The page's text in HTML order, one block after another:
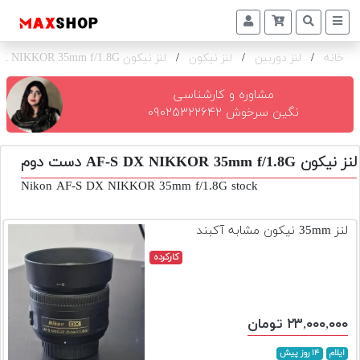
دوربین
و
تجهیزات
و
اکسسوری
دوم
اجاره
دوربین
و
خانه / لنز دوربین / لنز نیکون / لنز نیکون AF-S DX NIKKOR 35mm f/1.8G
مشاوره و کارشناسی
نگین سرخوش ۰۹۰۲۵۳۲۲۶۴۲
لنز نیکون AF-S DX NIKKOR 35mm f/1.8G دست دوم
Nikon AF-S DX NIKKOR 35mm f/1.8G stock
لنز 35mm نیکون مشابه آکبند
کارکرده
۲۳,۰۰۰,۰۰۰ تومان
ایلام ۱۴ روز پیش